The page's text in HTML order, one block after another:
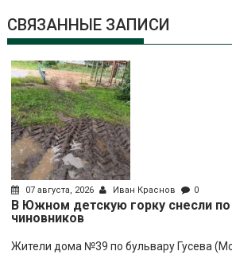
СВЯЗАННЫЕ ЗАПИСИ
07 августа, 2026 Иван Краснов 0
В Южном детскую горку снесли
чиновников
Жители дома №39 по бульвару Гусева